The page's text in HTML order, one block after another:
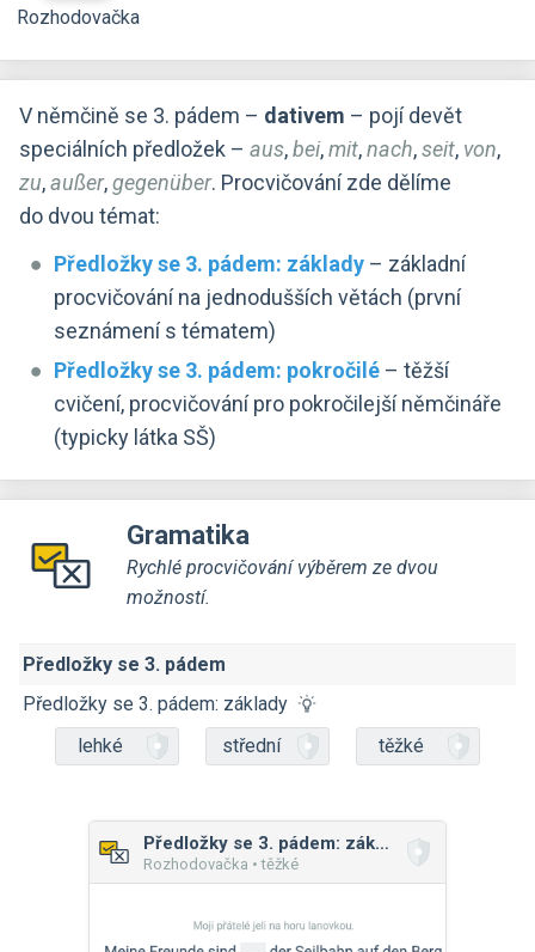
Rozhodovačka
V němčině se 3. pádem – dativem – pojí devět
speciálních předložek – aus,bei,mit,nach,seit, von,
zu,außer,gegenüber. Procvičování zde dělíme
do dvou témat:
Předložky se 3. pádem: základy – základní
procvičování na jednodušších větách (první
seznámení s tématem)
Předložky se 3. pádem: pokročilé – těžší
cvičení, procvičování pro pokročilejší němčináře
(typicky látka SŠ)
Gramatika
Rychlé procvičování výběrem ze dvou
možností.
Předložky se 3. pádem
Předložky se 3. pádem: základy
lehké
střední těžké
Předložky se 3. pádem: základy
Rozhodovačka • těžké